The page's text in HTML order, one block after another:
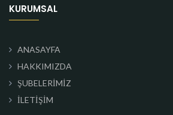
KURUMSAL
ANASAYFA
HAKKIMIZDA
ŞUBELERİMİZ
İLETİŞİM